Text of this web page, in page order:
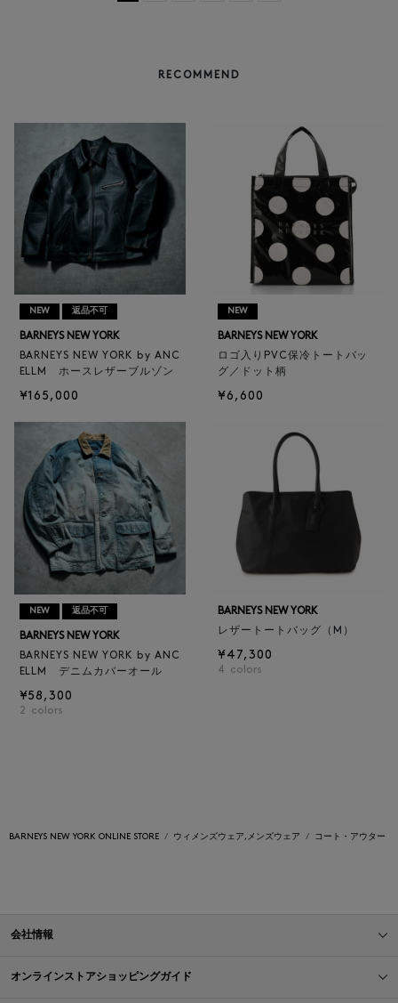
RECOMMEND
NEW 返品不可
BARNEYS NEW YORK
BARNEYS NEW YORK by ANC
ELLM ホースレザーブルゾン
¥165,000
NEW
BARNEYS NEW YORK
ロゴ入りPVC保冷トートバッ
グ／ドット柄
¥6,600
NEW 返品不可
BARNEYS NEW YORK
BARNEYS NEW YORK by ANC
ELLM デニムカバーオール
¥58,300
2 colors
BARNEYS NEW YORK
レザートートバッグ（M）
¥47,300
4 colors
BARNEYS NEW YORK ONLINE STORE ウィメンズウェア,メンズウェア コート・アウター
会社情報
オンラインストアショッピングガイド